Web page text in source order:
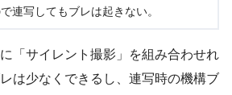
連写してもブレは起きない。
「サイレント撮影」を組み合わせれ
は少なくできるし、連写時の機構ブ